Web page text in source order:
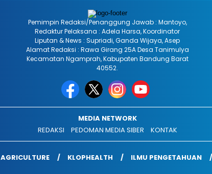
Pemimpin Redaksi/Penanggung Jawab : Mantoyo,
Redaktur Pelaksana : Adela Harsa, Koordinator
Liputan & News : Supriadi, Ganda Wijaya, Asep
Alamat Redaksi : Rawa Girang 25A Desa Tanimulya
Kecamatan Ngamprah, Kabupaten Bandung Barat
40552.
MEDIA NETWORK
REDAKSI
PEDOMAN MEDIA SIBER KONTAK
AGRICULTURE KLOPHEALTH ILMU PENGETAHUAN